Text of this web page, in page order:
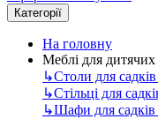
Категорії
На головну
Меблі для дитячих
↳Столи для садків
↳Стільці для
↳Шафи для